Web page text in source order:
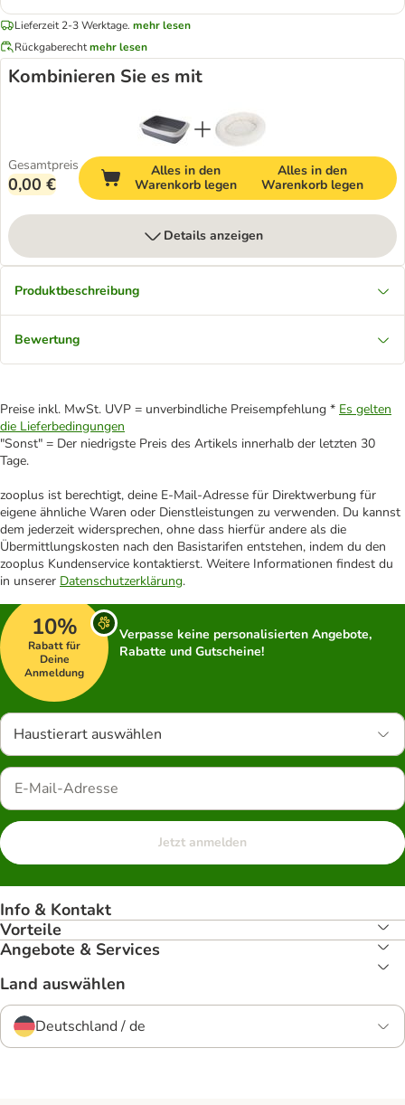
Lieferzeit 2-3 Werktage. mehr lesen
Rückgaberechtmehr lesen
Kombinieren Sie es mit
Gesamtpreis
0,00 €
Alles in den
Warenkorb legen
Alles in den
Warenkorb legen
Details anzeigen
Produktbeschreibung
Bewertung
Preise inkl. MwSt. UVP = unverbindliche Preisempfehlung * Es gelten
die Lieferbedingungen
"Sonst" = Der niedrigste Preis des Artikels innerhalb der letzten 30
Tage.
zooplus ist berechtigt, deine E-Mail-Adresse für Direktwerbung für
eigene ähnliche Waren oder Dienstleistungen zu verwenden. Du kannst
dem jederzeit widersprechen, ohne dass hierfür andere als die
Übermittlungskosten nach den Basistarifen entstehen, indem du den
zooplus Kundenservice kontaktierst. Weitere Informationen findest du
in unserer Datenschutzerklärung.
10%
Rabatt für
Deine
Anmeldung
Verpasse keine personalisierten Angebote,
Rabatte und Gutscheine!
Haustierart auswählen
Jetzt anmelden
Info & Kontakt
Vorteile
Angebote & Services
Land auswählen
Deutschland / de